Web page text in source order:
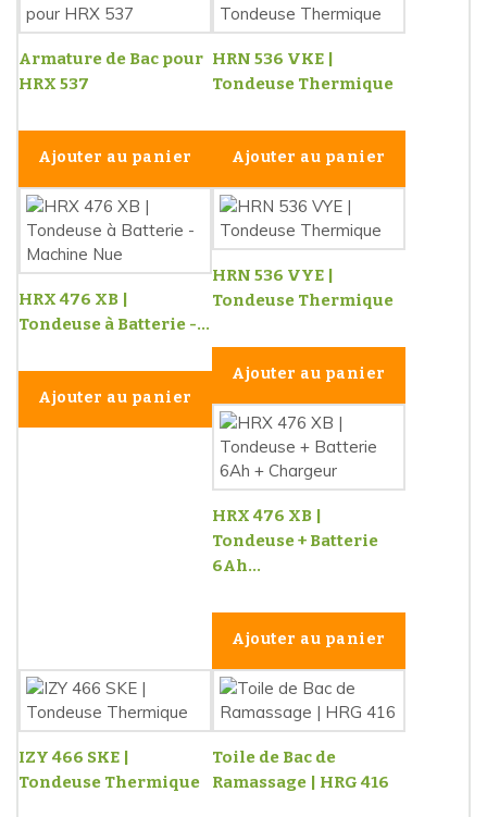
Armature de Bac pour
HRX 537
Ajouter au panier
HRN 536 VKE |
Tondeuse Thermique
Ajouter au panier
HRX 476 XB |
Tondeuse à Batterie -...
Ajouter au panier
HRN 536 VYE |
Tondeuse Thermique
Ajouter au panier
HRX 476 XB |
Tondeuse + Batterie
6Ah...
Ajouter au panier
IZY 466 SKE |
Tondeuse Thermique
Toile de Bac de
Ramassage | HRG 416